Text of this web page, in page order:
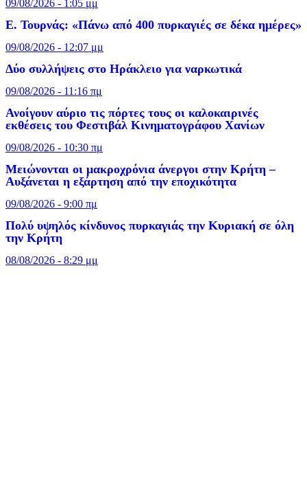
09/08/2026 - 1:05 μμ
Ε. Τουρνάς: «Πάνω από 400 πυρκαγιές σε δέκα ημέρες»
09/08/2026 - 12:07 μμ
Δύο συλλήψεις στο Ηράκλειο για ναρκωτικά
09/08/2026 - 11:16 πμ
Ανοίγουν αύριο τις πόρτες τους οι καλοκαιρινές
εκθέσεις του Φεστιβάλ Κινηματογράφου Χανίων
09/08/2026 - 10:30 πμ
Μειώνονται οι μακροχρόνια άνεργοι στην Κρήτη –
Αυξάνεται η εξάρτηση από την εποχικότητα
09/08/2026 - 9:00 πμ
Πολύ υψηλός κίνδυνος πυρκαγιάς την Κυριακή σε όλη
την Κρήτη
08/08/2026 - 8:29 μμ